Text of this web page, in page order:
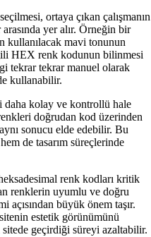
ortaya çıkan çalışmanın
yer alır. Örneğin bir
kullanılacak mavi tonunun
HEX renk kodunun bilinmesi
tekrar tekrar manuel olarak
kullanabilir.
daha kolay ve kontrollü hale
doğrudan kod üzerinden
sonucu elde edebilir. Bu
de tasarım süreçlerinde
renk kodları kritik
renklerin uyumlu ve doğru
açısından büyük önem taşır.
estetik görünümünü
geçirdiği süreyi azaltabilir.